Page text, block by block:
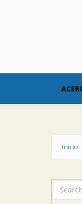
Inicio